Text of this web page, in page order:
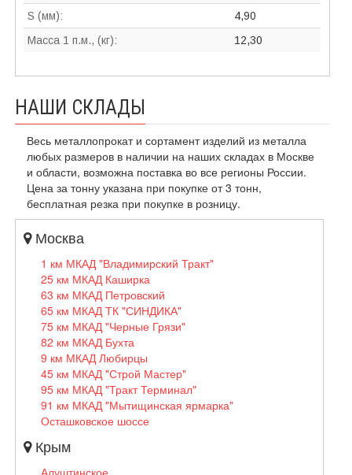
S (мм):
4,90
Масса 1 п.м., (кг):
12,30
НАШИ СКЛАДЫ
Весь металлопрокат и сортамент изделий из металла
любых размеров в наличии на наших складах в Москве
и области, возможна поставка во все регионы России.
Цена за тонну указана при покупке от 3 тонн,
бесплатная резка при покупке в розницу.
Москва
1 км МКАД "Владимирский Тракт"
25 км МКАД Каширка
63 км МКАД Петровский
65 км МКАД ТК "СИНДИКА"
75 км МКАД "Черные Грязи"
82 км МКАД Бухта
9 км МКАД Любирцы
45 км МКАД "Строй Мастер"
95 км МКАД "Тракт Терминал"
91 км МКАД "Мытищинская ярмарка"
Осташковское шоссе
Крым